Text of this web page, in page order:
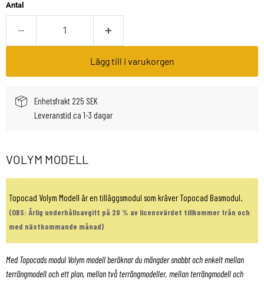
Antal
Lägg till i varukorgen
Enhetsfrakt 225 SEK
Leveranstid ca 1-3 dagar
VOLYM MODELL
Topocad Volym Modell är en tilläggsmodul som kräver Topocad Basmodul.
(OBS: Årlig underhållsavgift på 20 % av licensvärdet tillkommer från och
med nästkommande månad)
Med Topocads modul Volym modell beräknar du mängder snabbt och enkelt mellan
terrängmodell och ett plan, mellan två terrängmodeller, mellan terrängmodell och